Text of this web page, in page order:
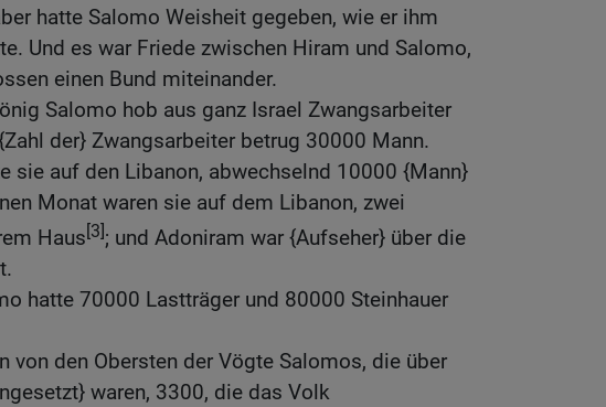
hatte Salomo Weisheit gegeben, wie er ihm
Und es war Friede zwischen Hiram und Salomo,
einen Bund miteinander.
Salomo hob aus ganz Israel Zwangsarbeiter
der} Zwangsarbeiter betrug 30000 Mann.
sie auf den Libanon, abwechselnd 10000 {Mann}
Monat waren sie auf dem Libanon, zwei
Haus[3]; und Adoniram war {Aufseher} über die
hatte 70000 Lastträger und 80000 Steinhauer
von den Obersten der Vögte Salomos, die über
waren, 3300, die das Volk